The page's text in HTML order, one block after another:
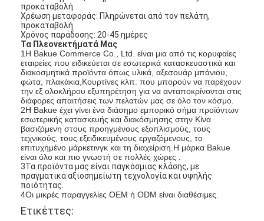
προκαταβολή
Χρέωση μεταφοράς: Πληρώνεται από τον πελάτη,
προκαταβολή
Χρόνος παράδοσης: 20-45 ημέρες
Τα Πλεονεκτήματά Μας
1Η Bakue Commerce Co., Ltd. είναι μια από τις κορυφαίες
εταιρείες που ειδικεύεται σε εσωτερικά κατασκευαστικά και
διακοσμητικά προϊόντα όπως υλικά, αξεσουάρ μπάνιου,
φώτα, πλακάκια,Κουρτίνες κλπ. που μπορούν να παρέχουν
την εξ ολοκλήρου εξυπηρέτηση για να ανταποκρίνονται στις
διάφορες απαιτήσεις των πελατών μας σε όλο τον κόσμο.
2Η Bakue έχει γίνει ένα διάσημο εμπορικό σήμα προϊόντων
εσωτερικής κατασκευής και διακόσμησης στην Κίνα
βασιζόμενη στους προηγμένους εξοπλισμούς, τους
τεχνικούς, τους εξειδικευμένους εργαζόμενους, το
επιτυχημένο μάρκετινγκ και τη διαχείριση.Η μάρκα Bakue
είναι όλο και πιο γνωστή σε πολλές χώρες .
3Τα προϊόντα μας είναι παγκόσμιας κλάσης, με
πραγματικά αξιοσημείωτη τεχνολογία και υψηλής
ποιότητας.
4Οι μικρές παραγγελίες OEM ή ODM είναι διαθέσιμες.
Ετικέττες: